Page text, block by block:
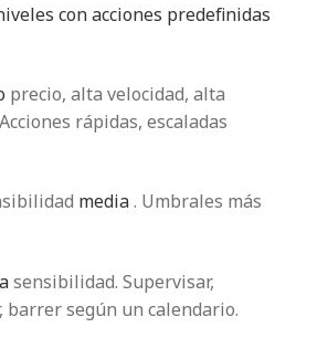
con acciones predefinidas
precio, alta velocidad, alta
rápidas, escaladas
media. Umbrales más
sensibilidad. Supervisar,
barrer según un calendario.